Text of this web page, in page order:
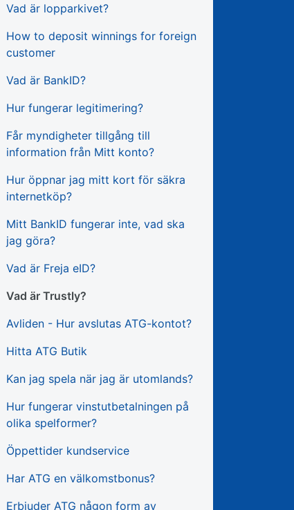
Vad är lopparkivet?
How to deposit winnings for foreign
customer
Vad är BankID?
Hur fungerar legitimering?
Får myndigheter tillgång till
information från Mitt konto?
Hur öppnar jag mitt kort för säkra
internetköp?
Mitt BankID fungerar inte, vad ska
jag göra?
Vad är Freja eID?
Vad är Trustly?
Avliden - Hur avslutas ATG-kontot?
Hitta ATG Butik
Kan jag spela när jag är utomlands?
Hur fungerar vinstutbetalningen på
olika spelformer?
Öppettider kundservice
Har ATG en välkomstbonus?
Erbjuder ATG någon form av